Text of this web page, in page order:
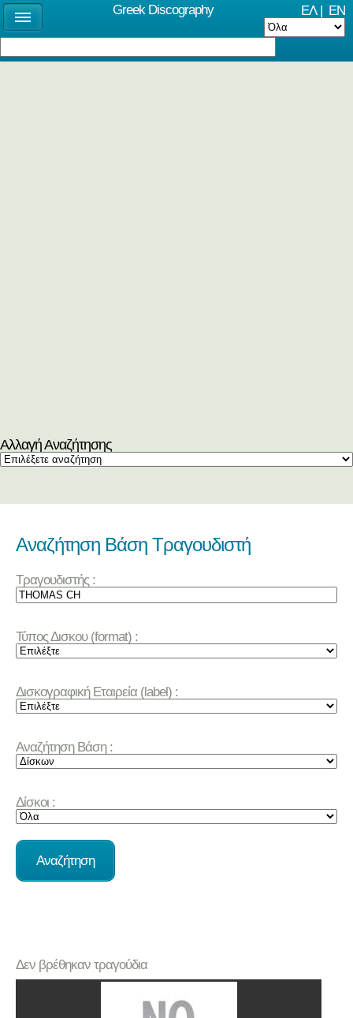
ΕΛ| EN
Αλλαγή Αναζήτησης
Αναζήτηση Βάση Τραγουδιστή
Τραγουδιστής :
Τύπος Δισκου (format) :
Δισκογραφική Εταιρεία (label) :
Αναζήτηση Βάση :
Δίσκοι :
Δεν βρέθηκαν τραγούδια
Greek Discography